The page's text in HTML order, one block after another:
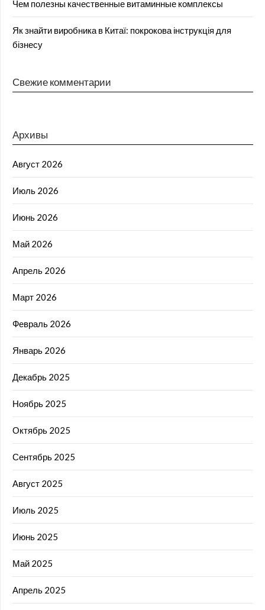
Чем полезны качественные витаминные комплексы
Як знайти виробника в Китаї: покрокова інструкція для
бізнесу
Свежие комментарии
Архивы
Август 2026
Июль 2026
Июнь 2026
Май 2026
Апрель 2026
Март 2026
Февраль 2026
Январь 2026
Декабрь 2025
Ноябрь 2025
Октябрь 2025
Сентябрь 2025
Август 2025
Июль 2025
Июнь 2025
Май 2025
Апрель 2025